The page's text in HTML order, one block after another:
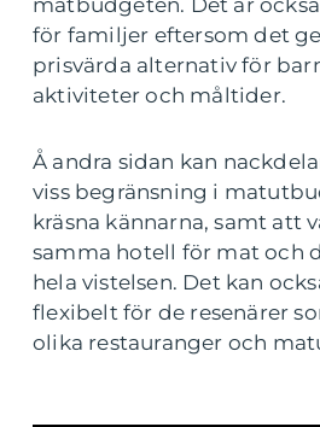
matbudgeten. Det är
för familjer eftersom det
prisvärda alternativ för
aktiviteter och måltider.
Å andra sidan kan
viss begränsning i
kräsna kännarna, samt att
samma hotell för mat och
hela vistelsen. Det kan
flexibelt för de resenärer
olika restauranger och